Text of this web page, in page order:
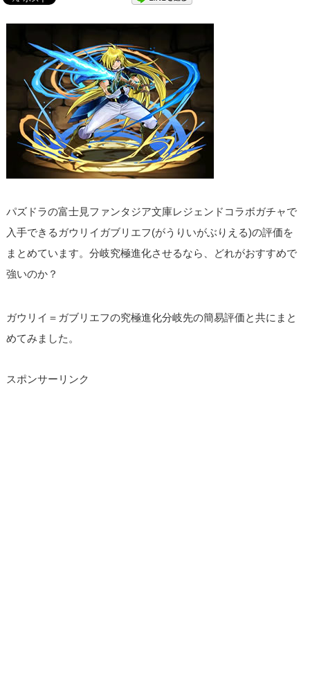
パズドラの富士見ファンタジア文庫レジェンドコラボガチャで
入手できるガウリイガブリエフ(がうりいがぶりえる)の評価を
まとめています。分岐究極進化させるなら、どれがおすすめで
強いのか？
ガウリイ＝ガブリエフの究極進化分岐先の簡易評価と共にまと
めてみました。
スポンサーリンク